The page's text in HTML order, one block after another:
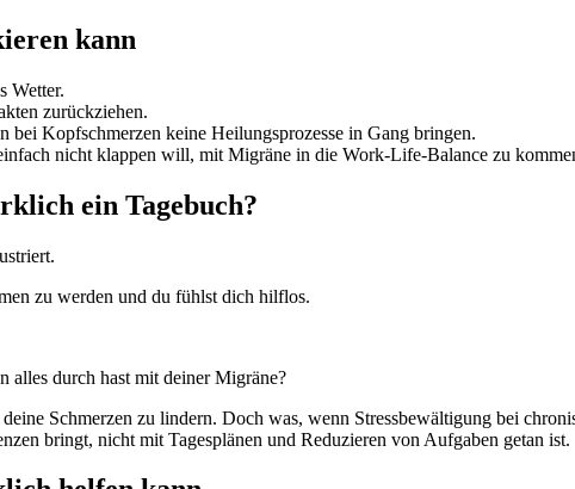
kann
Wetter.
zurückziehen.
Kopfschmerzen keine Heilungsprozesse in Gang bringen.
nicht klappen will, mit Migräne in die Work-Life-Balance zu
ein Tagebuch?
zu werden und du fühlst dich hilflos.
alles durch hast mit deiner Migräne?
Schmerzen zu lindern. Doch was, wenn Stressbewältigung bei
bringt, nicht mit Tagesplänen und Reduzieren von Aufgaben getan ist.